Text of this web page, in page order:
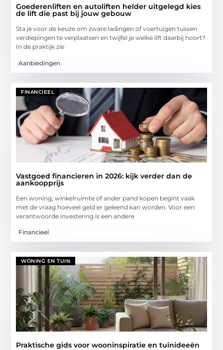
Goederenliften en autoliften helder uitgelegd kies
de lift die past bij jouw gebouw
Sta je voor de keuze om zware ladingen of voertuigen tussen
verdiepingen te verplaatsen en twijfel je welke lift daarbij hoort?
In de praktijk zie
Aanbiedingen
FINANCIEEL
Vastgoed financieren in 2026: kijk verder dan de
aankoopprijs
Een woning, winkelruimte of ander pand kopen begint vaak
met de vraag hoeveel geld er geleend kan worden. Voor een
verantwoorde investering is een andere
Financieel
WONING EN TUIN
Praktische gids voor wooninspiratie en tuinideeën